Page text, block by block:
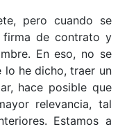
pero cuando se
firma de contrato y
En eso, no se
lo he dicho, traer un
hace posible que
relevancia, tal
Estamos a